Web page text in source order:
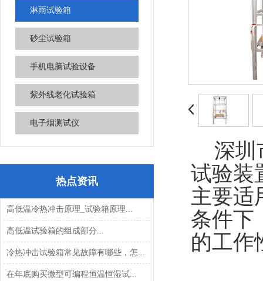
淋雨试验箱
砂尘试验箱
手机电脑试验设备
紫外线老化试验箱
电子烟测试仪
热点资讯
高低温冷热冲击原理_试验箱原理...
高低温试验箱的组成部分...
冷热冲击试验箱常见故障有哪些，怎...
在年底购买微型可编程恒温恒湿试...
深圳
试验装
主要适
条件下
的工作